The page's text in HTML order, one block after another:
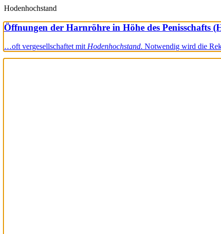
Hodenhochstand
Öffnungen der Harnröhre in Höhe des Penisschafts
…oft vergesellschaftet mitHodenhochstand. Notwendig wird die